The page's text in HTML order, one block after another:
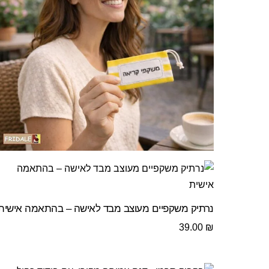
נרתיק משקפיים מעוצב מבד לאישה – בהתאמה
39.00 ₪